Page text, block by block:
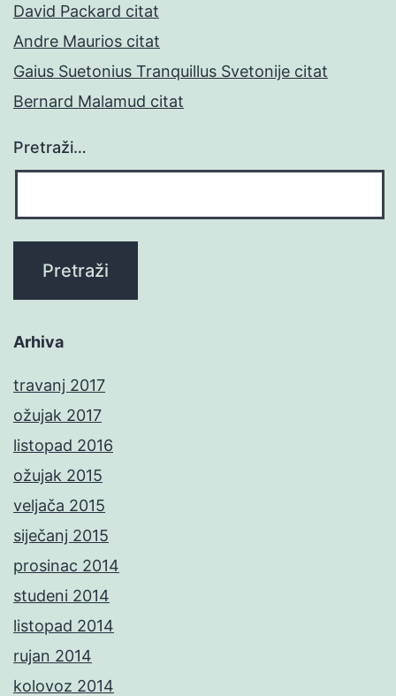
David Packard citat
Andre Maurios citat
Gaius Suetonius Tranquillus Svetonije citat
Bernard Malamud citat
Pretraži…
Arhiva
travanj 2017
ožujak 2017
listopad 2016
ožujak 2015
veljača 2015
siječanj 2015
prosinac 2014
studeni 2014
listopad 2014
rujan 2014
kolovoz 2014